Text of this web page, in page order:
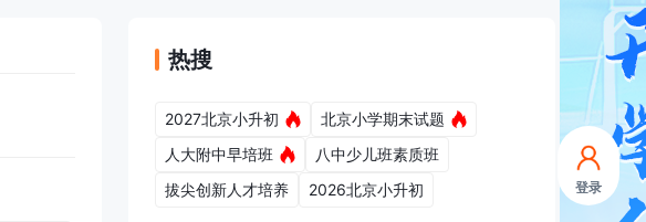
登录
热搜
2027北京小升初
北京小学期末试题
人大附中早培班
八中少儿班素质班
拔尖创新人才培养
2026北京小升初